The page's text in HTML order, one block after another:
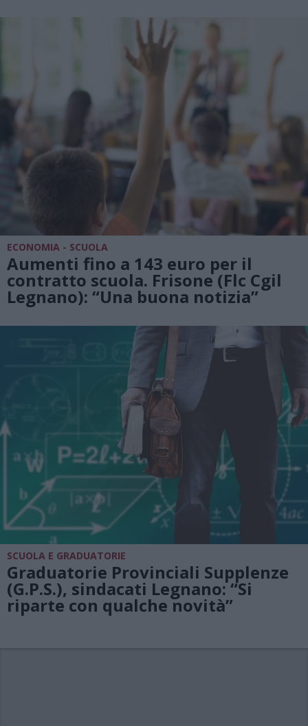
ECONOMIA - SCUOLA
Aumenti fino a 143 euro per il
contratto scuola. Frisone (Flc Cgil
Legnano): “Una buona notizia”
SCUOLA E GRADUATORIE
Graduatorie Provinciali Supplenze
(G.P.S.), sindacati Legnano: “Si
riparte con qualche novità”